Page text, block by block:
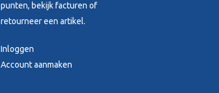
punten, bekijk facturen of
retourneer een artikel.
Inloggen
Account aanmaken